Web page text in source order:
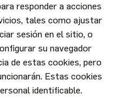
responder a acciones
tales como ajustar
sesión en el sitio, o
su navegador
de estas cookies, pero
Estas cookies
identificable.